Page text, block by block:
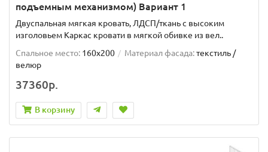
подъемным механизмом) Вариант 1
Двуспальная мягкая кровать, ЛДСП/ткань с высоким
изголовьем Каркас кровати в мягкой обивке из вел..
Спальное место: 160x200 Материал фасада:текстиль /
велюр
37360р.
В корзину